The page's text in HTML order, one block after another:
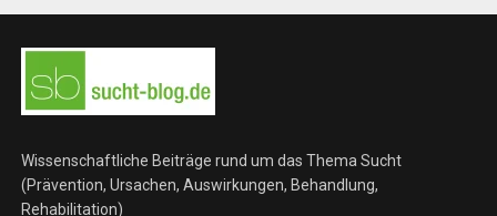
Wissenschaftliche Beiträge rund um das Thema Sucht
(Prävention, Ursachen, Auswirkungen, Behandlung,
Rehabilitation)